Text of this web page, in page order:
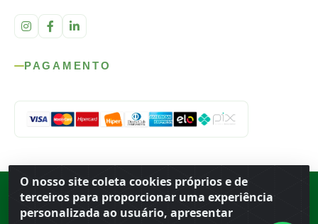
O nosso site coleta cookies próprios e de
terceiros para proporcionar uma experiência
personalizada ao usuário, apresentar
PAGAMENTO
Rod. SP-215, s/n, km 98 — Área Rural Porto Ferreira ·BR
· CEP
· CNPJ 56.679.863/0001-91
© 2026 Atacado Ideal